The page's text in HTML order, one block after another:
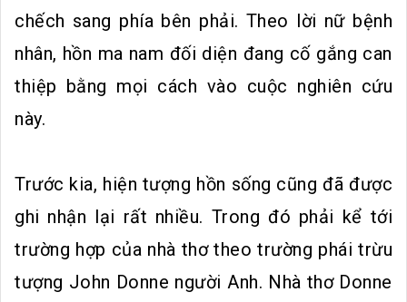
chếch sang phía bên phải. Theo lời nữ bệnh
nhân, hồn ma nam đối diện đang cố gắng can
thiệp bằng mọi cách vào cuộc nghiên cứu
này.
Trước kia, hiện tượng hồn sống cũng đã được
ghi nhận lại rất nhiều. Trong đó phải kể tới
trường hợp của nhà thơ theo trường phái trừu
tượng John Donne người Anh. Nhà thơ Donne